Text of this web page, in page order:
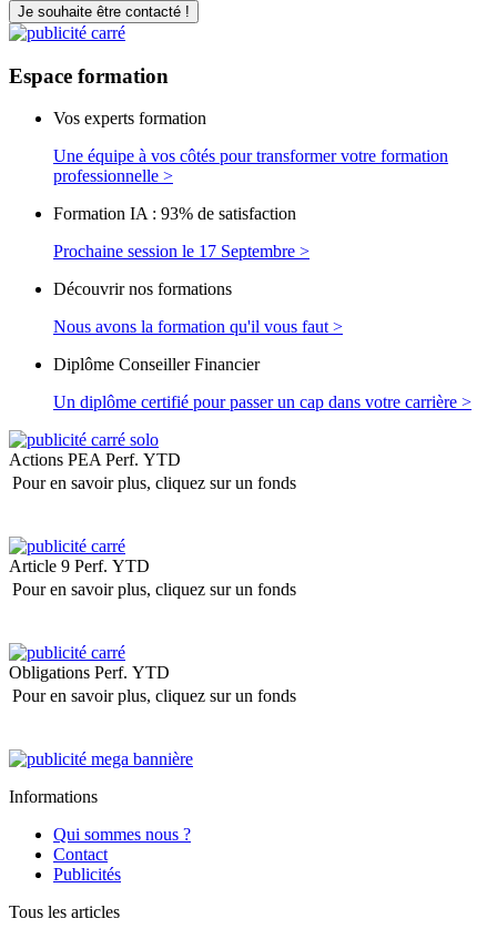
Je souhaite être contacté !
Espace formation
Vos experts formation
Une équipe à vos côtés pour transformer votre formation
professionnelle >
Formation IA : 93% de satisfaction
Prochaine session le 17 Septembre >
Découvrir nos formations
Nous avons la formation qu'il vous faut >
Diplôme Conseiller Financier
Un diplôme certifié pour passer un cap dans votre carrière >
Actions PEA Perf. YTD
Pour en savoir plus, cliquez sur un fonds
Article 9 Perf. YTD
Pour en savoir plus, cliquez sur un fonds
Obligations Perf. YTD
Pour en savoir plus, cliquez sur un fonds
Informations
Qui sommes nous ?
Contact
Publicités
Tous les articles